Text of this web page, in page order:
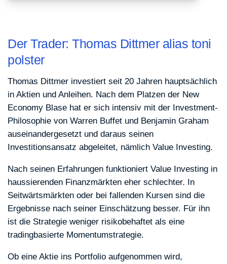
Der Trader: Thomas Dittmer alias toni
polster
Thomas Dittmer investiert seit 20 Jahren hauptsächlich
in Aktien und Anleihen. Nach dem Platzen der New
Economy Blase hat er sich intensiv mit der Investment-
Philosophie von Warren Buffet und Benjamin Graham
auseinandergesetzt und daraus seinen
Investitionsansatz abgeleitet, nämlich Value Investing.
Nach seinen Erfahrungen funktioniert Value Investing in
haussierenden Finanzmärkten eher schlechter. In
Seitwärtsmärkten oder bei fallenden Kursen sind die
Ergebnisse nach seiner Einschätzung besser. Für ihn
ist die Strategie weniger risikobehaftet als eine
tradingbasierte Momentumstrategie.
Ob eine Aktie ins Portfolio aufgenommen wird,